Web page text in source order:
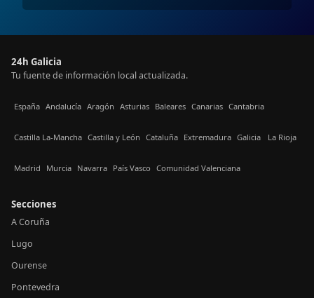
24h Galicia
Tu fuente de información local actualizada.
España Andalucía Aragón Asturias Baleares Canarias Cantabria
Castilla La-Mancha Castilla y León Cataluña Extremadura Galicia La Rioja
Madrid Murcia Navarra País Vasco Comunidad Valenciana
Secciones
A Coruña
Lugo
Ourense
Pontevedra